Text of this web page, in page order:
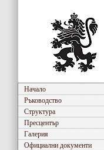
Начало
Ръководство
Структура
Пресцентър
Галерия
Официални документи